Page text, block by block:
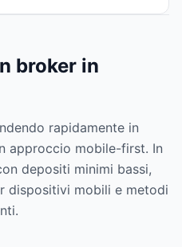
broker in
rapidamente in
approccio mobile-first. In
depositi minimi bassi,
dispositivi mobili e metodi